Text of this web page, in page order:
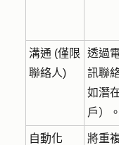
溝通 (僅限
聯絡人)
透過
訊聯
如潛
戶）。
自動化
將重